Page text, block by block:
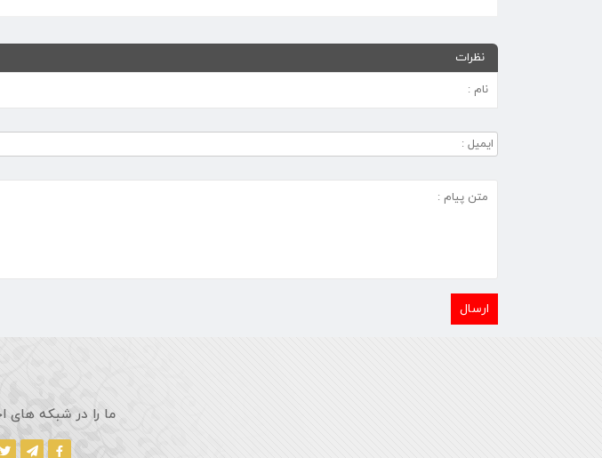
نظرات
ما را در شبکه های